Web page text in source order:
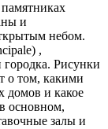
и
небом.
,
Рисунки
о том, какими
домов и какое
основном,
залы и